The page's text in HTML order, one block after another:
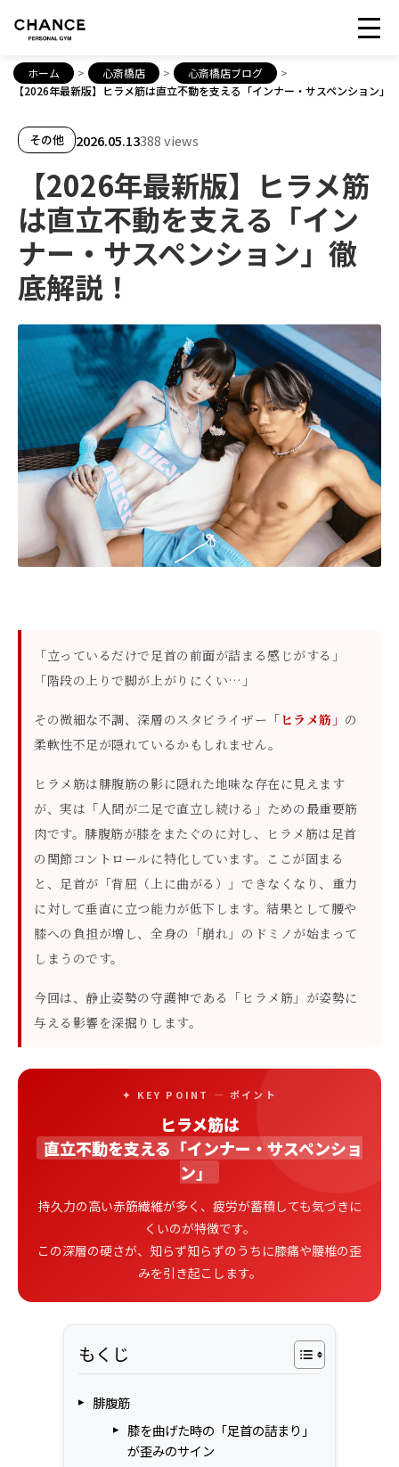
ホーム > 心斎橋店 > 心斎橋店ブログ
>
【2026年最新版】ヒラメ筋は直立不動を支える「インナー・サスペンション」
その他 2026.05.13388 views
【2026年最新版】ヒラメ筋
は直立不動を支える「イン
ナー・サスペンション」徹
底解説！
「立っているだけで足首の前面が詰まる感じがする」
「階段の上りで脚が上がりにくい…」
その微細な不調、深層のスタビライザー 「ヒラメ筋」 の
柔軟性不足が隠れているかもしれません。
ヒラメ筋は腓腹筋の影に隠れた地味な存在に見えます
が、実は「人間が二足で直立し続ける」ための最重要筋
肉です。腓腹筋が膝をまたぐのに対し、ヒラメ筋は足首
の関節コントロールに特化しています。ここが固まる
と、足首が「背屈（上に曲がる）」できなくなり、重力
に対して垂直に立つ能力が低下します。結果として腰や
膝への負担が増し、全身の「崩れ」のドミノが始まって
しまうのです。
今回は、静止姿勢の守護神である「ヒラメ筋」が姿勢に
与える影響を深掘りします。
✦ KEY POINT — ポイント
ヒラメ筋は
直立不動を支える「インナー・サスペンショ
ン」
持久力の高い赤筋繊維が多く、疲労が蓄積しても気づきに
くいのが特徴です。
この深層の硬さが、知らず知らずのうちに膝痛や腰椎の歪
みを引き起こします。
もくじ
腓腹筋
膝を曲げた時の「足首の詰まり」
が歪みのサイン